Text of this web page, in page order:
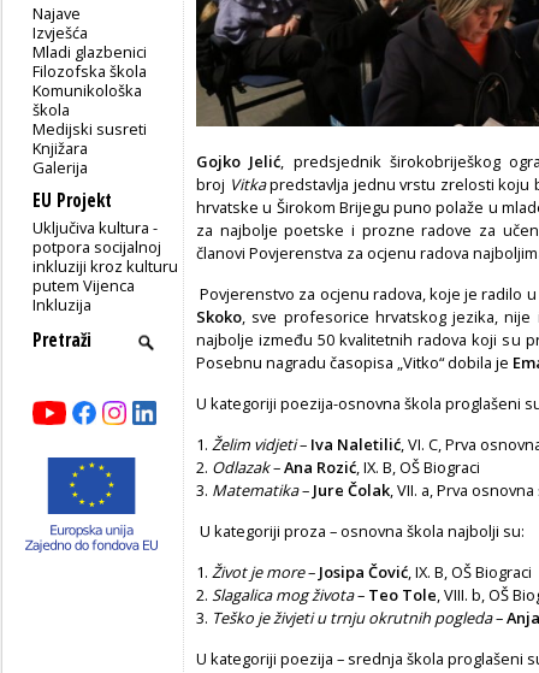
Najave
Izvješća
Mladi glazbenici
Filozofska škola
Komunikološka
škola
Medijski susreti
Knjižara
Galerija
EU Projekt
Uključiva kultura -
potpora socijalnoj
inkluziji kroz kulturu
putem Vijenca
Inkluzija
Gojko Jelić , predsjednik širokobriješkog
broj Vitkapredstavlja jednu vrstu zrelosti koju
hrvatske u Širokom Brijegu puno polaže u
za najbolje poetske i prozne radove za
članovi Povjerenstva za ocjenu radova
Povjerenstvo za ocjenu radova, koje je radilo
Skoko , sve profesorice hrvatskog jezika,
najbolje između 50 kvalitetnih radova koji su
Posebnu nagradu časopisa „Vitko“ dobila je
U kategoriji poezija-osnovna škola proglašeni
1. Želim vidjeti– Iva Naletilić , VI. C, Prva
2. Odlazak–Ana Rozić , IX. B, OŠ Biograci
3. Matematika– Jure Čolak , VII. a, Prva
U kategoriji proza – osnovna škola najbolji su:
1. Život je more– Josipa Čović , IX. B, OŠ Biograci
2. Slagalica mog života– Teo Tole , VIII. b, OŠ
3. Teško je živjeti u trnju okrutnih pogleda–
U kategoriji poezija – srednja škola proglašeni